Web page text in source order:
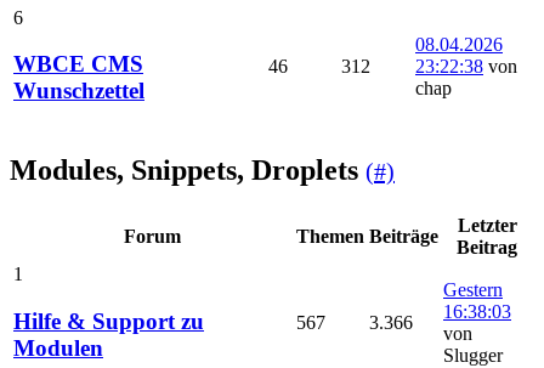
6
WBCE CMS
Wunschzettel
46 312
08.04.2026
23:22:38 von
chap
Modules, Snippets, Droplets (#)
Forum Themen Beiträge
Letzter
Beitrag
1
Hilfe & Support zu
Modulen
567 3.366
Gestern
16:38:03
von
Slugger